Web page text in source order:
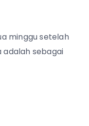
minggu setelah
sebagai